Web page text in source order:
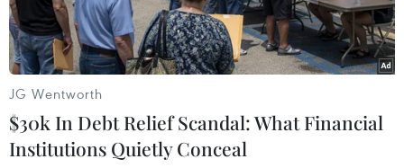
JG Wentworth
$30k In Debt Relief Scandal: What Financial
Institutions Quietly Conceal